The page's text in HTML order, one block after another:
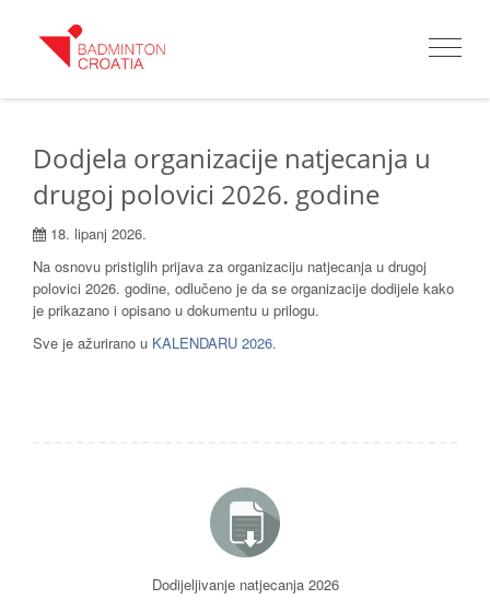
Toggle
Dodjela organizacije natjecanja u
drugoj polovici 2026. godine
18. lipanj 2026.
Na osnovu pristiglih prijava za organizaciju natjecanja u drugoj
polovici 2026. godine, odlučeno je da se organizacije dodijele kako
je prikazano i opisano u dokumentu u prilogu.
Sve je ažurirano u KALENDARU 2026.
Dodijeljivanje natjecanja 2026